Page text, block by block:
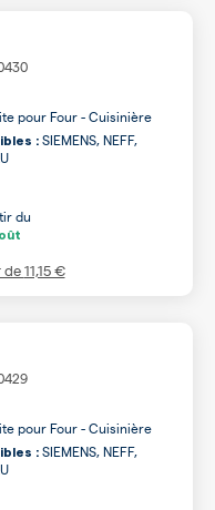
pour Four - Cuisinière
: SIEMENS, NEFF,
du
de11,15 €
pour Four - Cuisinière
: SIEMENS, NEFF,